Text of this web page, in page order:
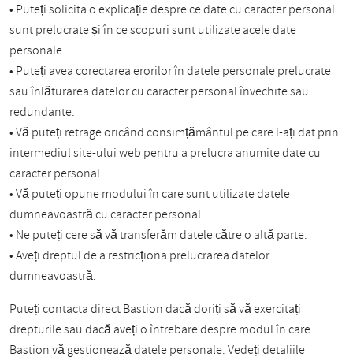
• Puteți solicita o explicație despre ce date cu caracter personal
sunt prelucrate și în ce scopuri sunt utilizate acele date
personale.
• Puteți avea corectarea erorilor în datele personale prelucrate
sau înlăturarea datelor cu caracter personal învechite sau
redundante.
• Vă puteți retrage oricând consimțământul pe care l-ați dat prin
intermediul site-ului web pentru a prelucra anumite date cu
caracter personal.
• Vă puteți opune modului în care sunt utilizate datele
dumneavoastră cu caracter personal.
• Ne puteți cere să vă transferăm datele către o altă parte.
• Aveți dreptul de a restricționa prelucrarea datelor
dumneavoastră.
Puteți contacta direct Bastion dacă doriți să vă exercitați
drepturile sau dacă aveți o întrebare despre modul în care
Bastion vă gestionează datele personale. Vedeți detaliile